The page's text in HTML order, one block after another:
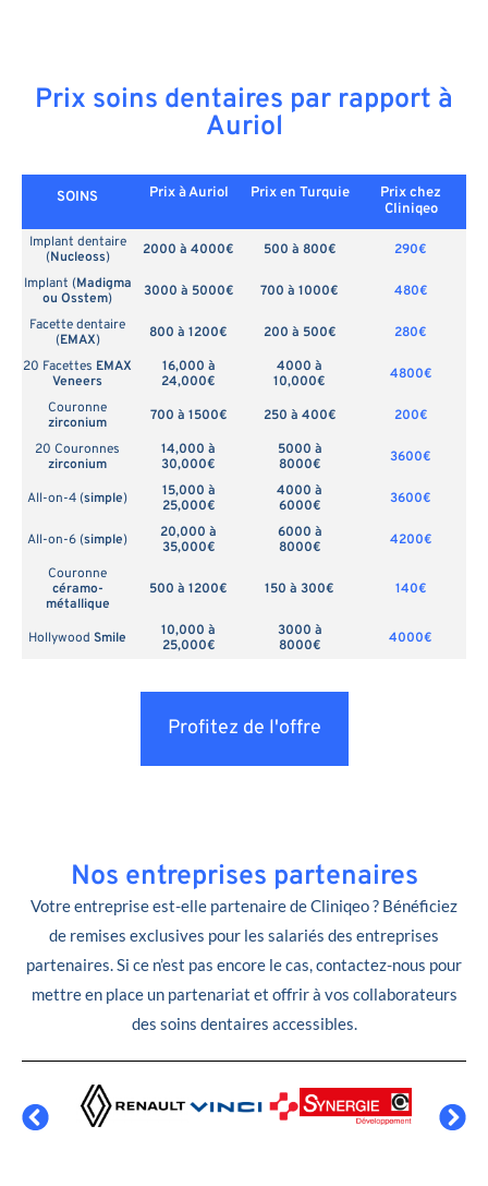
Prix soins dentaires par rapport à
Auriol
SOINS Prix à Auriol Prix en Turquie
Prix chez
Cliniqeo
Implant dentaire
(Nucleoss) 2000 à 4000€ 500 à 800€
290€
Implant (Madigma
ou Osstem) 3000 à 5000€ 700 à 1000€
480€
Facette dentaire
(EMAX) 800 à 1200€ 200 à 500€
280€
20 Facettes EMAX
Veneers
16,000 à
24,000€
4000 à
10,000€
4800€
Couronne
zirconium
700 à 1500€ 250 à 400€
200€
20 Couronnes
zirconium
14,000 à
30,000€
5000 à
8000€
3600€
All-on-4 (simple)
15,000 à
25,000€
4000 à
6000€
3600€
All-on-6 (simple)
20,000 à
35,000€
6000 à
8000€
4200€
Couronne
céramo-
métallique
500 à 1200€ 150 à 300€ 140€
Hollywood Smile
10,000 à
25,000€
3000 à
8000€
4000€
Profitez de l'offre
Nos entreprises partenaires
Votre entreprise est-elle partenaire de Cliniqeo ? Bénéficiez
de remises exclusives pour les salariés des entreprises
partenaires. Si ce n’est pas encore le cas, contactez-nous pour
mettre en place un partenariat et offrir à vos collaborateurs
des soins dentaires accessibles.